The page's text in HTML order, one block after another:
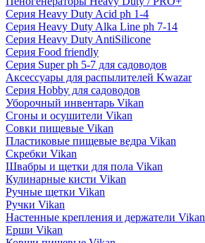
Серия Heavy Duty Acid ph 1-4
Серия Heavy Duty Alka Line ph 7-14
Серия Heavy Duty AntiSilicone
Серия Food friendly
Серия Super ph 5-7 для садоводов
Аксессуары для распылителей Kwazar
Серия Hobby для садоводов
Уборочный инвентарь Vikan
Сгоны и осушители Vikan
Совки пищевые Vikan
Пластиковые пищевые ведра Vikan
Скребки Vikan
Швабры и щетки для пола Vikan
Кулинарные кисти Vikan
Ручные щетки Vikan
Ручки Vikan
Настенные крепления и держатели Vikan
Ерши Vikan